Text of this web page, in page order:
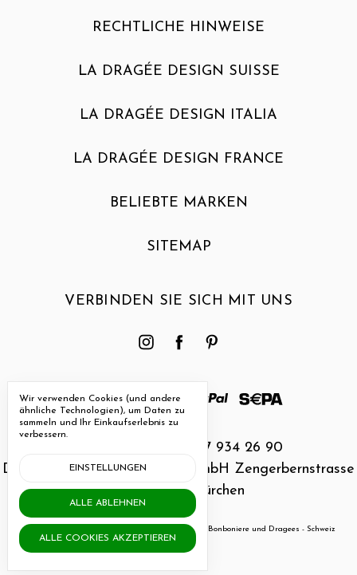
RECHTLICHE HINWEISE
LA DRAGÉE DESIGN SUISSE
LA DRAGÉE DESIGN ITALIA
LA DRAGÉE DESIGN FRANCE
BELIEBTE MARKEN
SITEMAP
VERBINDEN SIE SICH MIT UNS
Rufen Sie uns an 027 934 26 90
Dragee Design - Papierform GmbH Zengerbernstrasse
23 CH-3935 Bürchen
Manage Cookie Settings © 2026 Dragee.Design - Bonboniere und Dragees - Schweiz
Wir verwenden Cookies (und andere
ähnliche Technologien), um Daten zu
sammeln und Ihr Einkaufserlebnis zu
verbessern.
EINSTELLUNGEN
ALLE ABLEHNEN
ALLE COOKIES AKZEPTIEREN